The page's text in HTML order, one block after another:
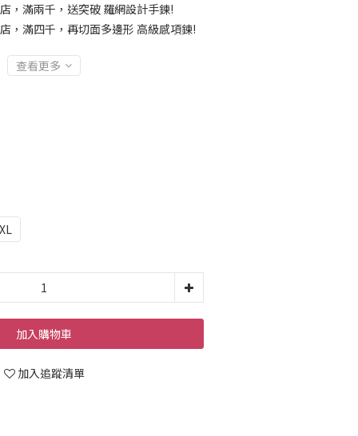
，滿兩千，送突破 羅網設計手鍊!
，滿四千，再切面多邊形 高級感項鍊!
查看更多
加入購物車
加入追蹤清單